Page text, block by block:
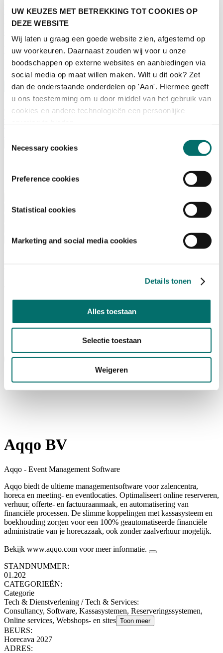
UW KEUZES MET BETREKKING TOT COOKIES OP
DEZE WEBSITE
Wij laten u graag een goede website zien, afgestemd op
uw voorkeuren. Daarnaast zouden wij voor u onze
boodschappen op externe websites en aanbiedingen via
social media op maat willen maken. Wilt u dit ook? Zet
dan de onderstaande onderdelen op 'Aan'. Hiermee geeft
u ons toestemming om u door middel van het gebruik van
cookies en andere technologieën een persoonlijke
Necessary cookies
Preference cookies
Statistical cookies
Marketing and social media cookies
Details tonen
Alles toestaan
Selectie toestaan
Weigeren
Waarom Horecava
Beursprofiel
Vacatures
Ticket kopen voor Horecava
TICKETS HORECAVA
NIEUWSBRIEF
Contact
Perskamer
Nederlands
Exposeren
Over Horecava
/
Aqqo BV
Aqqo - Event Management Software
Aqqo biedt de ultieme managementsoftware voor zalencentra,
horeca en meeting- en eventlocaties. Optimaliseert online reserveren,
verhuur, offerte- en factuuraanmaak, en automatisering van
financiële processen. De slimme koppelingen met kassasysteem en
boekhouding zorgen voor een 100% geautomatiseerde financiële
administratie van je horecazaak, ook zonder zaalverhuur mogelijk.
Bekijk www.aqqo.com voor meer informatie.
STANDNUMMER:
01.202
CATEGORIEËN:
Categorie
Tech & Dienstverlening / Tech & Services:
Consultancy, Software, Kassasystemen, Reserveringssystemen,
Online services, Webshops- en sites Toon meer
BEURS:
Horecava 2027
ADRES: